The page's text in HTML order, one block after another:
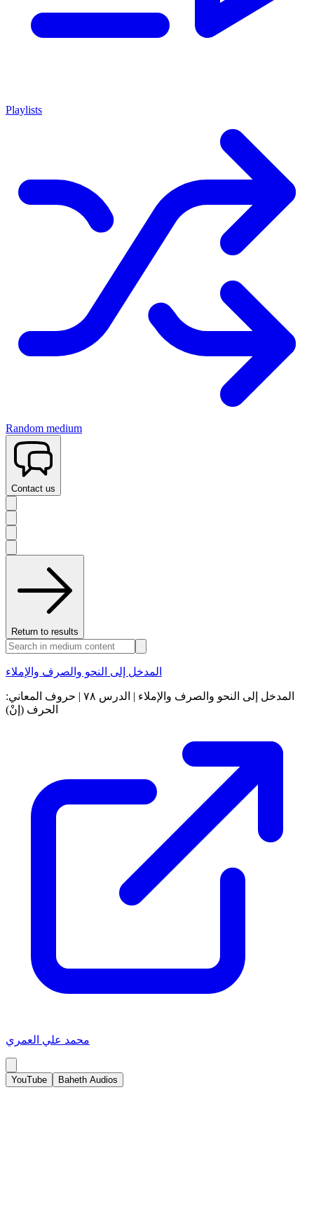
Playlists
Random medium
Contact us
Return to results
المدخل إلى النحو والصرف والإملاء
المدخل إلى النحو والصرف والإملاء | الدرس ٧٨ | حروف المعاني:
الحرف (إنْ)
محمد علي العمري
YouTube Baheth Audios